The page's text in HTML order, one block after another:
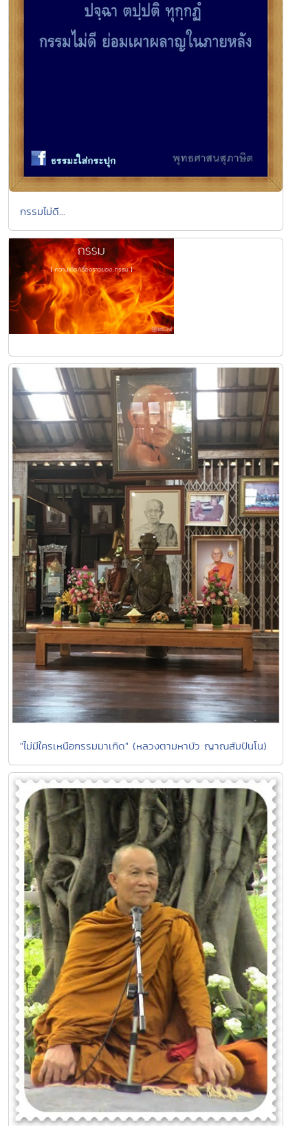
กรรมไม่ดี...
"ไม่มีใครเหนือกรรมมาเกิด" (หลวงตามหาบัว ญาณสัมปันโน)